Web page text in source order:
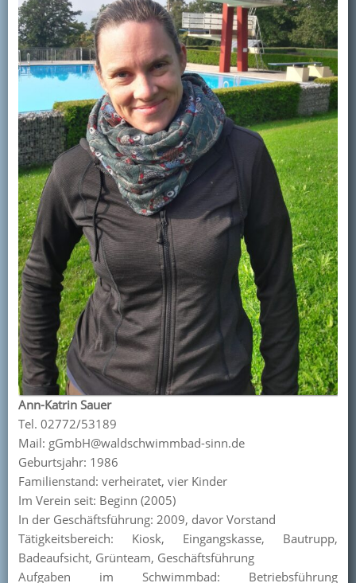
Ann-Katrin Sauer
Tel. 02772/53189
Mail: gGmbH@waldschwimmbad-sinn.de
Geburtsjahr: 1986
Familienstand: verheiratet, vier Kinder
Im Verein seit: Beginn (2005)
In der Geschäftsführung: 2009, davor Vorstand
Tätigkeitsbereich: Kiosk, Eingangskasse, Bautrupp,
Badeaufsicht, Grünteam, Geschäftsführung
Aufgaben im Schwimmbad: Betriebsführung